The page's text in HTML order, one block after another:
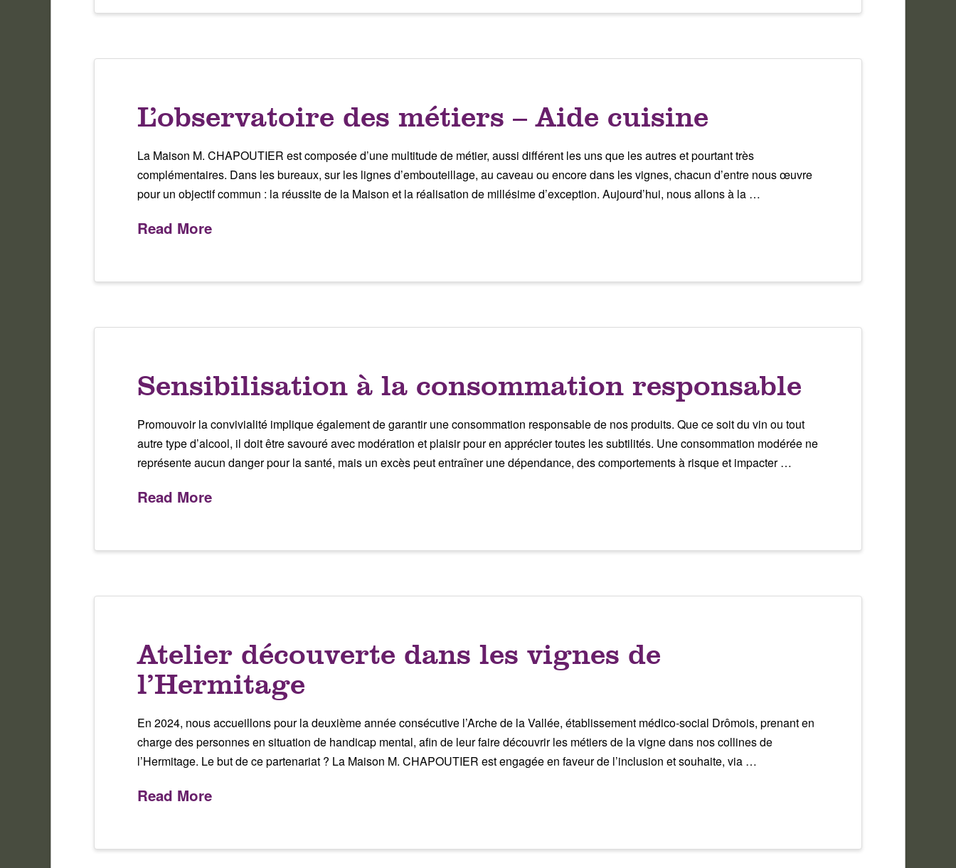
L’observatoire des métiers – Aide cuisine
La Maison M. CHAPOUTIER est composée d’une multitude de métier, aussi différent les uns que les autres et pourtant très
complémentaires. Dans les bureaux, sur les lignes d’embouteillage, au caveau ou encore dans les vignes, chacun d’entre nous œuvre
pour un objectif commun : la réussite de la Maison et la réalisation de millésime d’exception. Aujourd’hui, nous allons à la …
Read More
Sensibilisation à la consommation responsable
Promouvoir la convivialité implique également de garantir une consommation responsable de nos produits. Que ce soit du vin ou tout
autre type d’alcool, il doit être savouré avec modération et plaisir pour en apprécier toutes les subtilités. Une consommation modérée ne
représente aucun danger pour la santé, mais un excès peut entraîner une dépendance, des comportements à risque et impacter …
Read More
Atelier découverte dans les vignes de
l’Hermitage
En 2024, nous accueillons pour la deuxième année consécutive l’Arche de la Vallée, établissement médico-social Drômois, prenant en
charge des personnes en situation de handicap mental, afin de leur faire découvrir les métiers de la vigne dans nos collines de
l’Hermitage. Le but de ce partenariat ? La Maison M. CHAPOUTIER est engagée en faveur de l’inclusion et souhaite, via …
Read More